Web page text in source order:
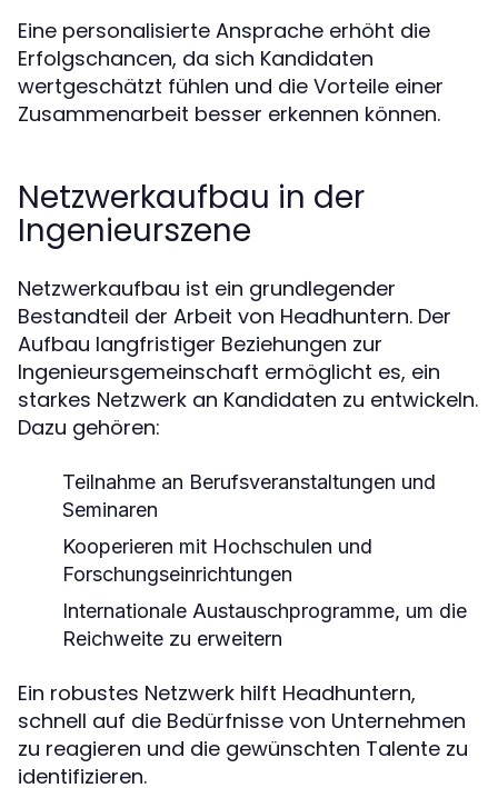
Eine personalisierte Ansprache erhöht die
Erfolgschancen, da sich Kandidaten
wertgeschätzt fühlen und die Vorteile einer
Zusammenarbeit besser erkennen können.
Netzwerkaufbau in der
Ingenieurszene
Netzwerkaufbau ist ein grundlegender
Bestandteil der Arbeit von Headhuntern. Der
Aufbau langfristiger Beziehungen zur
Ingenieursgemeinschaft ermöglicht es, ein
starkes Netzwerk an Kandidaten zu entwickeln.
Dazu gehören:
Teilnahme an Berufsveranstaltungen und
Seminaren
Kooperieren mit Hochschulen und
Forschungseinrichtungen
Internationale Austauschprogramme, um die
Reichweite zu erweitern
Ein robustes Netzwerk hilft Headhuntern,
schnell auf die Bedürfnisse von Unternehmen
zu reagieren und die gewünschten Talente zu
identifizieren.